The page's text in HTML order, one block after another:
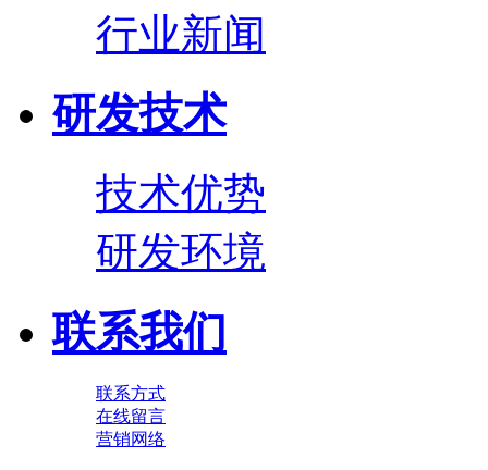
行业新闻
研发技术
技术优势
研发环境
联系我们
联系方式
在线留言
营销网络